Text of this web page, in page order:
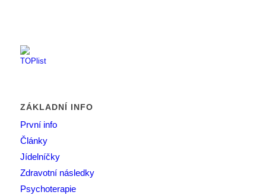
ZÁKLADNÍ INFO
První info
Články
Jídelníčky
Zdravotní následky
Psychoterapie